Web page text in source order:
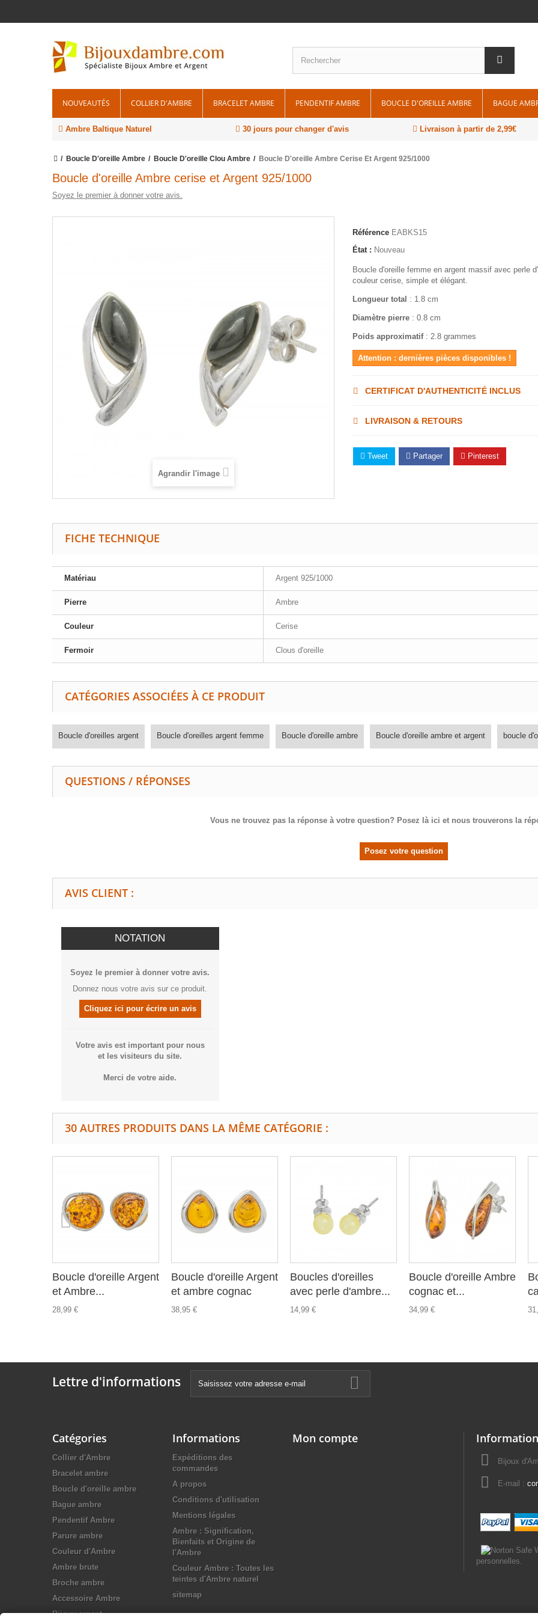
NOUVEAUTÉS COLLIER D'AMBRE BRACELET AMBRE PENDENTIF AMBRE BOUCLE D'OREILLE AMBRE BAGUE
Ambre Baltique Naturel 30 jours pour changer d'avis Livraison à partir de 2,99€
Boucle D'oreille Ambre Boucle D'oreille Clou Ambre Boucle D'oreille Ambre Cerise Et Argent 925/1000
Boucle d'oreille Ambre cerise et Argent 925/1000
Soyez le premier à donner votre avis.
Agrandir l'image
Référence EABKS15
État : Nouveau
Boucle d'oreille femme en argent massif avec perle
couleur cerise, simple et élégant.
Longueur total : 1.8 cm
Diamètre pierre : 0.8 cm
Poids approximatif : 2.8 grammes
Attention : dernières pièces disponibles !
CERTIFICAT D'AUTHENTICITÉ INCLUS
LIVRAISON & RETOURS
Tweet Partager Pinterest
FICHE TECHNIQUE
Matériau Argent 925/1000
Pierre Ambre
Couleur Cerise
Fermoir Clous d'oreille
CATÉGORIES ASSOCIÉES À CE PRODUIT
Boucle d'oreilles argent Boucle d'oreilles argent femme Boucle d'oreille ambre Boucle d'oreille ambre et argent boucle
QUESTIONS / RÉPONSES
Vous ne trouvez pas la réponse à votre question? Posez là ici et nous trouverons la
Posez votre question
AVIS CLIENT :
NOTATION
Soyez le premier à donner votre avis.
Donnez nous votre avis sur ce produit.
Cliquez ici pour écrire un avis
Votre avis est important pour nous
et les visiteurs du site.
Merci de votre aide.
30 AUTRES PRODUITS DANS LA MÊME CATÉGORIE :
Boucle d'oreille Argent
et Ambre...
28,99 €
Boucle d'oreille Argent
et ambre cognac
38,95 €
Boucles d'oreilles
avec perle d'ambre...
14,99 €
Boucle d'oreille Ambre
cognac et...
34,99 €
Lettre d'informations
Catégories
Collier d'Ambre
Bracelet ambre
Boucle d'oreille ambre
Bague ambre
Pendentif Ambre
Parure ambre
Couleur d'Ambre
Ambre brute
Broche ambre
Accessoire Ambre
Bijoux argent
Informations
Expéditions des
commandes
A propos
Conditions d'utilisation
Mentions légales
Ambre : Signification,
Bienfaits et Origine de
l'Ambre
Couleur Ambre : Toutes les
teintes d'Ambre naturel
sitemap
Mon compte
Bijoux
E-mail :
personnelles.